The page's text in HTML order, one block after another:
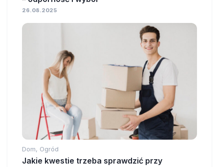
26.08.2025
Dom, Ogród
Jakie kwestie trzeba sprawdzić przy